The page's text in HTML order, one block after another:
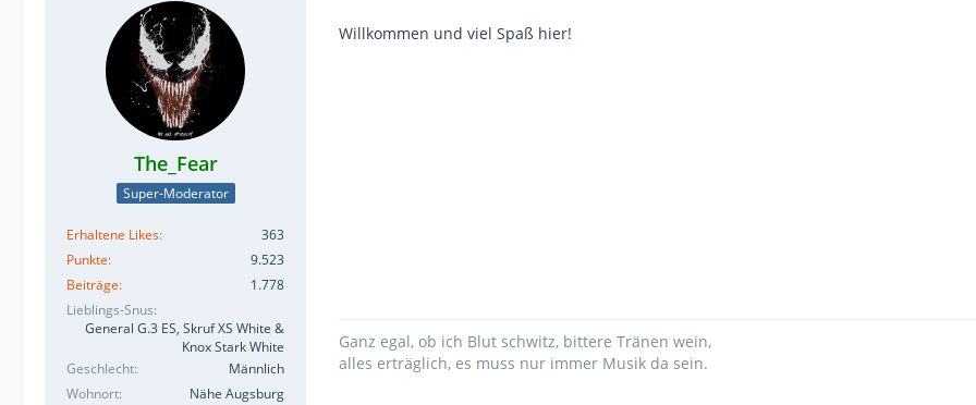
The_Fear
Super-Moderator
Erhaltene Likes
363
Punkte
9.523
Beiträge
1.778
Lieblings-Snus
General G.3 ES, Skruf XS White &
Knox Stark White
Geschlecht
Männlich
Wohnort
Nähe Augsburg
Willkommen und viel Spaß hier!
Ganz egal, ob ich Blut schwitz, bittere Tränen wein,
alles erträglich, es muss nur immer Musik da sein.